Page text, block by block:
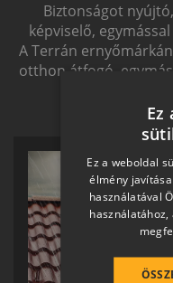
Biztonságot
képviselő,
A Terrán
otthon átfogó,
Ez
Ez a weboldal
élmény
használatával
használatához,